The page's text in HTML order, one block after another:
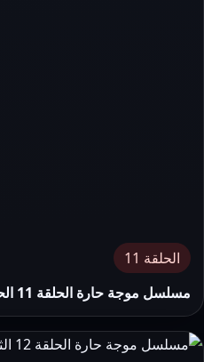
الحلقة 11
مسلسل موجة حارة الحلقة 11 الحادية عشر HD